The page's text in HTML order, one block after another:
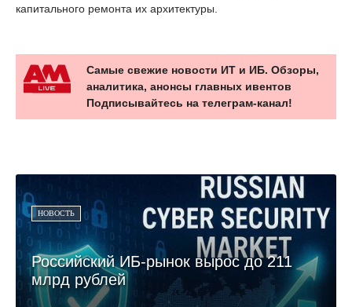
капитального ремонта их архитектуры.
Самые свежие новости ИТ и ИБ. Обзоры,
аналитика, анонсы главных ивентов
Подписывайтесь на телеграм-канал!
НОВОСТЬ
Российский ИБ-рынок вырос до 211
млрд рублей